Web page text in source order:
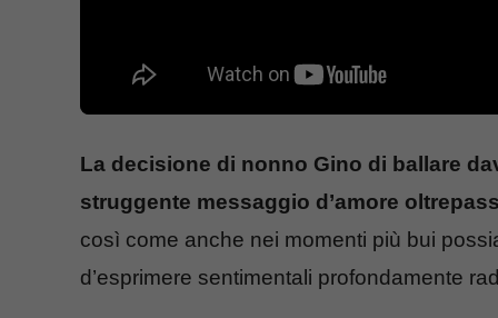
La decisione di nonno Gino di ballare
struggente messaggio d’amore
così come anche nei momenti più bui
d’esprimere sentimentali profondamente